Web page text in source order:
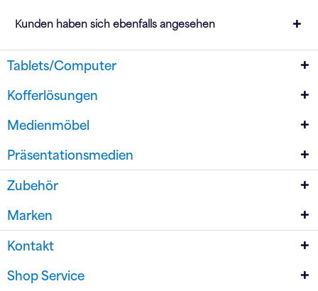
Kunden haben sich ebenfalls angesehen
Tablets/Computer
Kofferlösungen
Medienmöbel
Präsentationsmedien
Zubehör
Marken
Kontakt
Shop Service